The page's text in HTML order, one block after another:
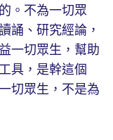
。不為一切眾
誦、研究經論，
一切眾生，幫助
具，是幹這個
切眾生，不是為